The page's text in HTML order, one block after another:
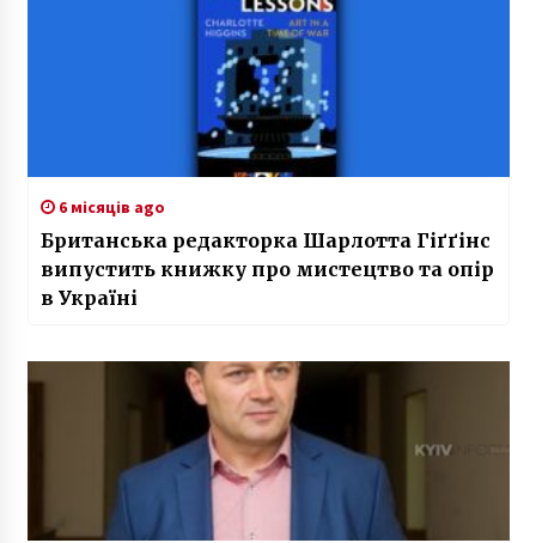
6 місяців ago
Британська редакторка Шарлотта Гіґґінс
випустить книжку про мистецтво та опір
в Україні